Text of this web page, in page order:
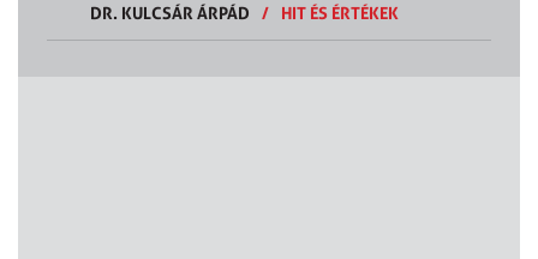
DR. KULCSÁR ÁRPÁD
/ HIT ÉS ÉRTÉKEK